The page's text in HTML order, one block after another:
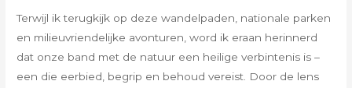
Terwijl ik terugkijk op deze wandelpaden, nationale parken
en milieuvriendelijke avonturen, word ik eraan herinnerd
dat onze band met de natuur een heilige verbintenis is –
een die eerbied, begrip en behoud vereist. Door de lens